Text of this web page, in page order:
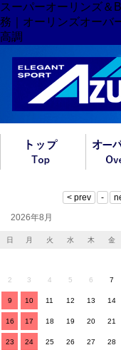
スーパーオーリンズ＆
務｜オーリンズオーバ
高調
2026年8月
日 月 火 水 木 金
2 3 4 5 6 7
9 10 11 12 13 14
16 17 18 19 20 21
23 24 25 26 27 28